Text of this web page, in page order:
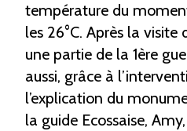
température du
les 26°C. Après la
une partie de la 1ère
aussi, grâce à
l’explication du
la guide Ecossaise,